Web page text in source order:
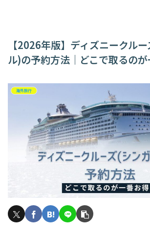
【2026年版】ディズニークル
ル)の予約方法｜どこで取るのが
海外旅行